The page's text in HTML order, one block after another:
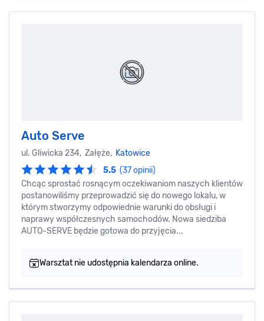
Auto Serve
ul. Gliwicka 234, Załęże, Katowice
5.5 (37 opinii)
Chcąc sprostać rosnącym oczekiwaniom naszych klientów
postanowiliśmy przeprowadzić się do nowego lokalu, w
którym stworzymy odpowiednie warunki do obsługi i
naprawy współczesnych samochodów. Nowa siedziba
AUTO-SERVE będzie gotowa do przyjęcia...
Warsztat nie udostępnia kalendarza online.